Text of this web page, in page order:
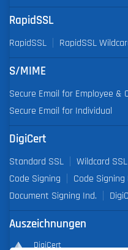
RapidSSL
RapidSSL RapidSSL
S/MIME
Secure Email for Employee &
Secure Email for Individual
DigiCert
Standard SSL Wildcard SSL
Code Signing
Code Signing
Document Signing Ind.
Auszeichnungen
DigiCert